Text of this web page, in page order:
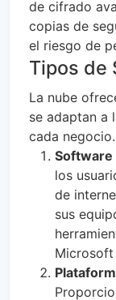
de cifrado
copias de
el riesgo de
Tipos de
La nube
se adaptan a
cada
Software
los
de
sus